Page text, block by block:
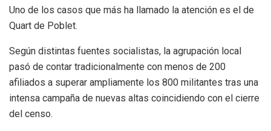
Uno de los casos que más ha llamado la atención es el de
Quart de Poblet.
Según distintas fuentes socialistas, la agrupación local
pasó de contar tradicionalmente con menos de 200
afiliados a superar ampliamente los 800 militantes tras una
intensa campaña de nuevas altas coincidiendo con el cierre
del censo.